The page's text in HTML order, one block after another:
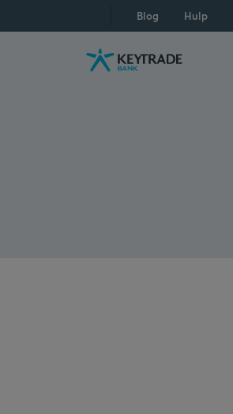
navigatie
aanmelden
inhoud
Blog Hulp